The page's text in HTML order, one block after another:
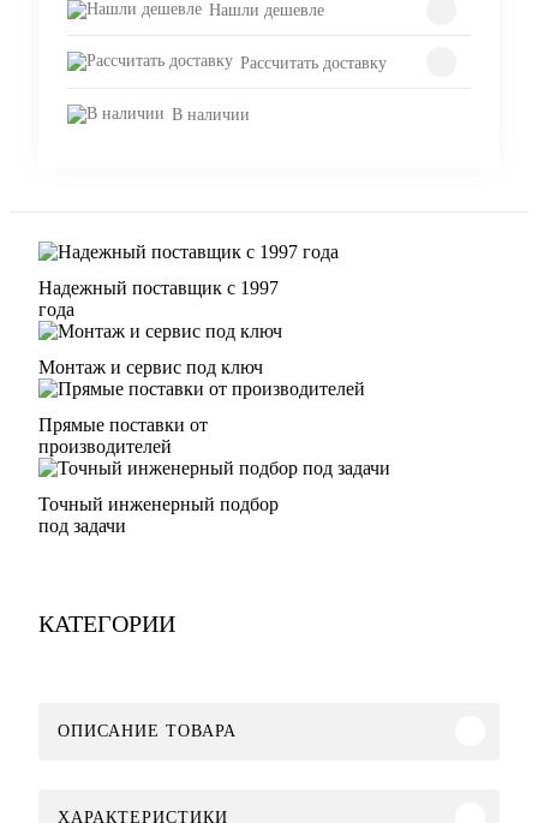
Нашли дешевле
Рассчитать доставку
В наличии
Надежный поставщик с 1997
года
Монтаж и сервис под ключ
Прямые поставки от
производителей
Точный инженерный подбор
под задачи
КАТЕГОРИИ
ОПИСАНИЕ ТОВАРА
ХАРАКТЕРИСТИКИ